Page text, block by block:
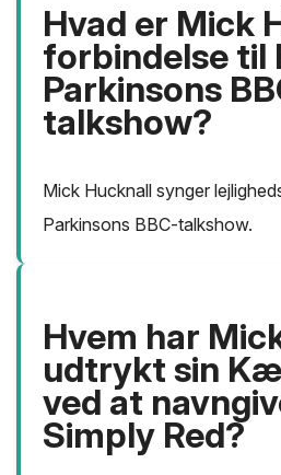
Hvad er Mick
forbindelse til
Parkinsons
talkshow?
Mick Hucknall synger
Parkinsons BBC-talkshow.
Hvem har
udtrykt sin
ved at
Simply Red?